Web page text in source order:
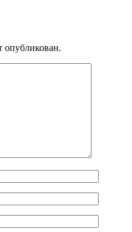
опубликован.